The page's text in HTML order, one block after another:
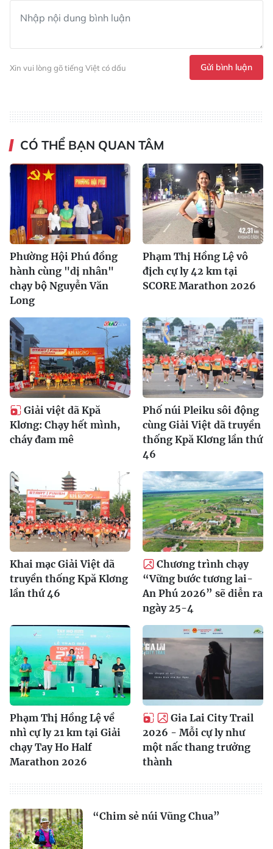
Xin vui lòng gõ tiếng Việt có dấu Gửi bình luận
CÓ THỂ BẠN QUAN TÂM
Phường Hội Phú đồng
hành cùng "dị nhân"
chạy bộ Nguyễn Văn
Long
Phạm Thị Hồng Lệ vô
địch cự ly 42 km tại
SCORE Marathon 2026
Giải việt dã Kpă
Klơng: Chạy hết mình,
cháy đam mê
Phố núi Pleiku sôi động
cùng Giải Việt dã truyền
thống Kpă Klơng lần thứ
46
Khai mạc Giải Việt dã
truyền thống Kpă Klơng
lần thứ 46
Chương trình chạy
“Vững bước tương lai-
An Phú 2026” sẽ diễn ra
ngày 25-4
Phạm Thị Hồng Lệ về
nhì cự ly 21 km tại Giải
chạy Tay Ho Half
Marathon 2026
Gia Lai City Trail
2026 - Mỗi cự ly như
một nấc thang trưởng
thành
“Chim sẻ núi Vũng Chua”